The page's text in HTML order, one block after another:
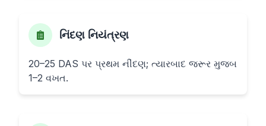
નિંદણ નિયંત્રણ
20–25 DAS પર પ્રથમ નીંદણ; ત્યારબાદ જરૂર મુજબ
1–2 વખત.